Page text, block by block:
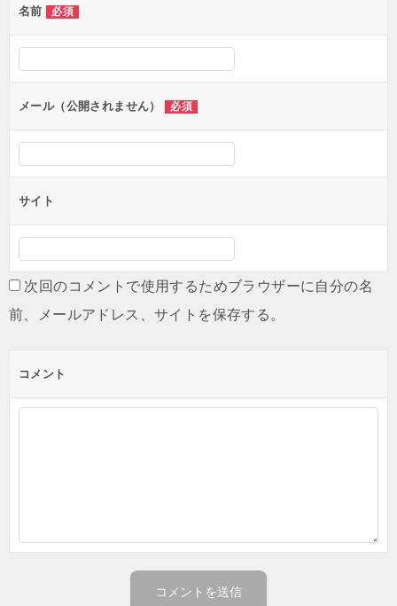
ー
シ
ョ
ン
名前 必須
メール（公開されません） 必須
サイト
次回のコメントで使用するためブラウザーに自分の名
前、メールアドレス、サイトを保存する。
コメント